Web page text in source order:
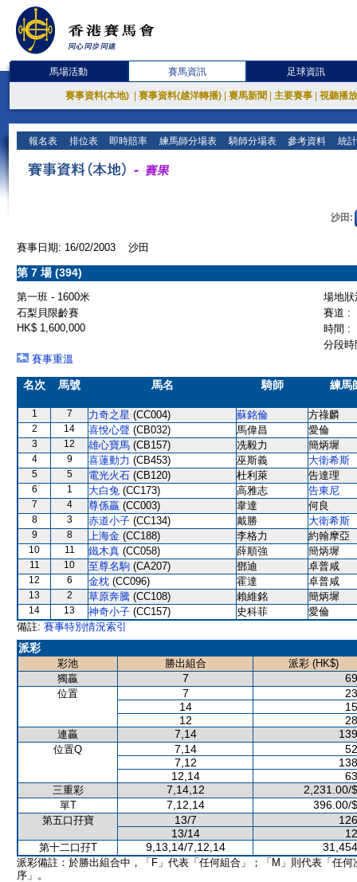
馬場活動 賽馬資訊 足球資訊
賽事資料(本地) 賽事資料(越洋轉播) 賽馬新聞 主要賽事 視聽播
報名表 排位表 即時賠率 練馬師分場表 騎師分場表 參考資料 統
沙田:
賽事日期: 16/02/2003 沙田
第 7 場 (394)
第一班 - 1600米
場地
石梨貝限齡賽
賽道 :
HK$ 1,600,000
時間 :
分段
賽事重溫
名次 馬號 馬名 騎師 練馬
1 7 力奇之星 (CC004) 蘇銘倫 方祿麟
2 14 喜悅心聲 (CB032) 馬偉昌 愛倫
3 12 雄心寶馬 (CB157) 冼毅力 簡炳墀
4 9 喜蓮動力 (CB453) 巫斯義 大衛希斯
5 5 電光火石 (CB120) 杜利萊 告達理
6 1 大白兔 (CC173) 高雅志 告東尼
7 4 尊係贏 (CC003) 韋達 何良
8 3 赤道小子 (CC134) 戴勝 大衛希斯
9 8 上海金 (CC188) 李格力 約翰摩亞
10 11 鐵木真 (CC058) 薛順強 簡炳墀
11 10 至尊名駒 (CA207) 鄧迪 卓普咸
12 6 金枕 (CC096) 霍達 卓普咸
13 2 草原奔騰 (CC108) 賴維銘 簡炳墀
14 13 神奇小子 (CC157) 史科菲
愛倫
備註: 賽事特別情況索引
派彩
彩池 勝出組合
派彩 (HK$)
獨贏
7
位置 7
14
12
連贏 7,14
位置Q 7,14
7,12
12,14
三重彩 7,14,12 2,231.00/
單T 7,12,14 396.00/
第五口孖寶 13/7
13/14
第十二口孖T 9,13,14/7,12,14
派彩備註：於勝出組合中，「F」代表「任何組合」；「M」則代表「任何
序」。